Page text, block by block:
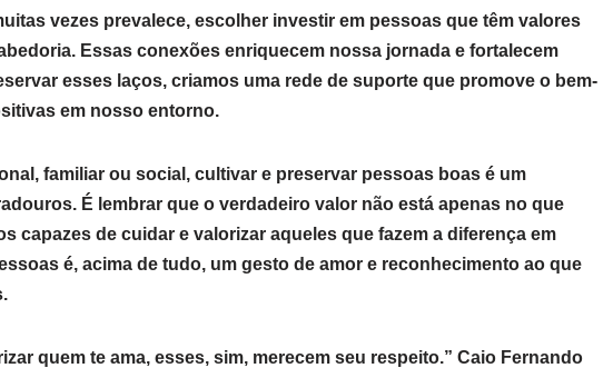
vezes prevalece, escolher investir em pessoas que têm valores
Essas conexões enriquecem nossa jornada e fortalecem
esses laços, criamos uma rede de suporte que promove o bem-
em nosso entorno.
familiar ou social, cultivar e preservar pessoas boas é um
É lembrar que o verdadeiro valor não está apenas no que
capazes de cuidar e valorizar aqueles que fazem a diferença em
é, acima de tudo, um gesto de amor e reconhecimento ao que
quem te ama, esses, sim, merecem seu respeito.” Caio Fernando